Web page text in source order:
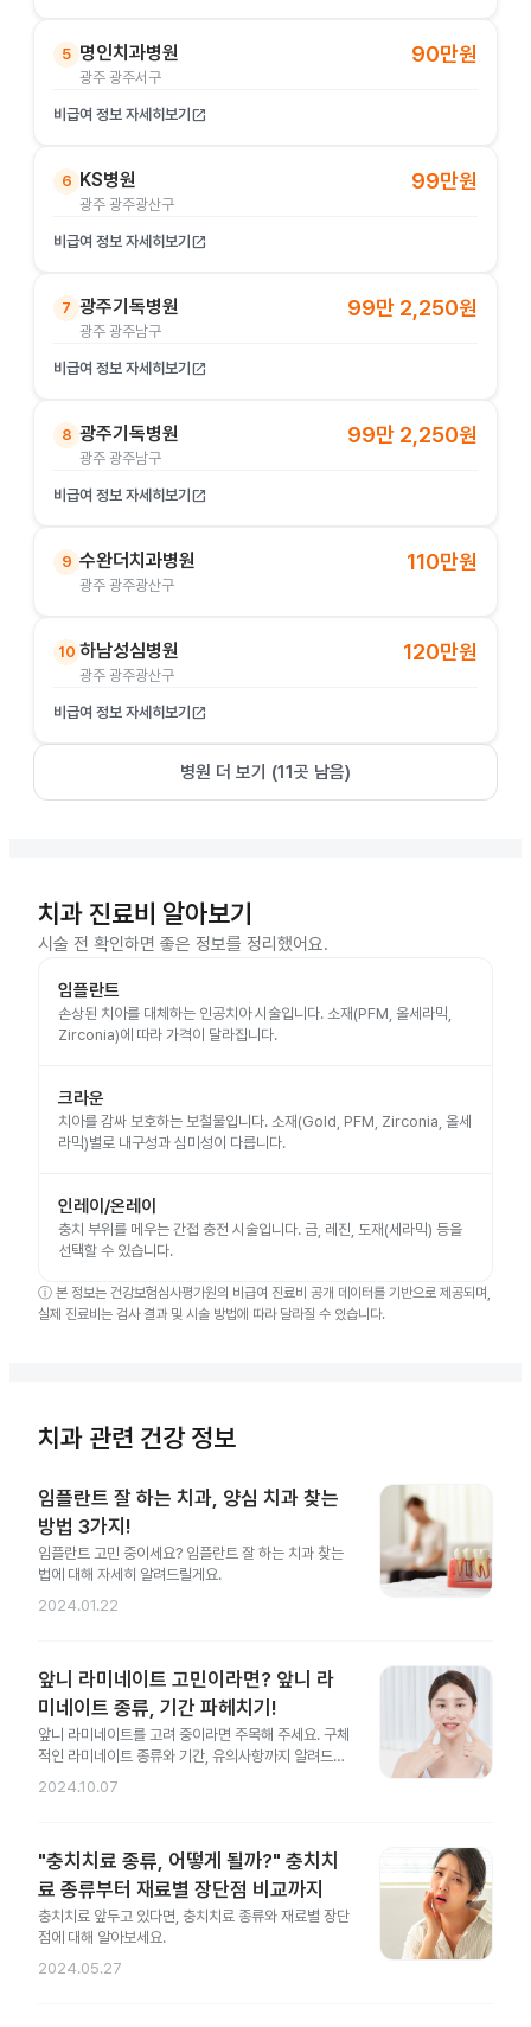
5 명인치과병원
광주 광주서구
90만원
비급여 정보 자세히보기 open_in_new
6 KS병원
광주 광주광산구
99만원
비급여 정보 자세히보기 open_in_new
7 광주기독병원
광주 광주남구
99만 2,250원
비급여 정보 자세히보기 open_in_new
8 광주기독병원
광주 광주남구
99만 2,250원
비급여 정보 자세히보기 open_in_new
9 수완더치과병원
광주 광주광산구
110만원
10 하남성심병원
광주 광주광산구
120만원
비급여 정보 자세히보기 open_in_new
병원 더 보기 (11곳 남음)
치과 진료비 알아보기
시술 전 확인하면 좋은 정보를 정리했어요.
임플란트
손상된 치아를 대체하는 인공치아 시술입니다. 소재(PFM, 올세라믹,
Zirconia)에 따라 가격이 달라집니다.
크라운
치아를 감싸 보호하는 보철물입니다. 소재(Gold, PFM, Zirconia, 올세
라믹)별로 내구성과 심미성이 다릅니다.
인레이/온레이
충치 부위를 메우는 간접 충전 시술입니다. 금, 레진, 도재(세라믹) 등을
선택할 수 있습니다.
ⓘ 본 정보는 건강보험심사평가원의 비급여 진료비 공개 데이터를 기반으로 제공되며,
실제 진료비는 검사 결과 및 시술 방법에 따라 달라질 수 있습니다.
치과 관련 건강 정보
임플란트 잘 하는 치과, 양심 치과 찾는
방법 3가지!
임플란트 고민 중이세요? 임플란트 잘 하는 치과 찾는
법에 대해 자세히 알려드릴게요.
2024.01.22
앞니 라미네이트 고민이라면? 앞니 라
미네이트 종류, 기간 파헤치기!
앞니 라미네이트를 고려 중이라면 주목해 주세요. 구체
적인 라미네이트 종류와 기간, 유의사항까지 알려드릴
게요.
2024.10.07
"충치치료 종류, 어떻게 될까?" 충치치
료 종류부터 재료별 장단점 비교까지
충치치료 앞두고 있다면, 충치치료 종류와 재료별 장단
점에 대해 알아보세요.
2024.05.27